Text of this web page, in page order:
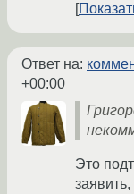
Ответ на:
+00:00
Это